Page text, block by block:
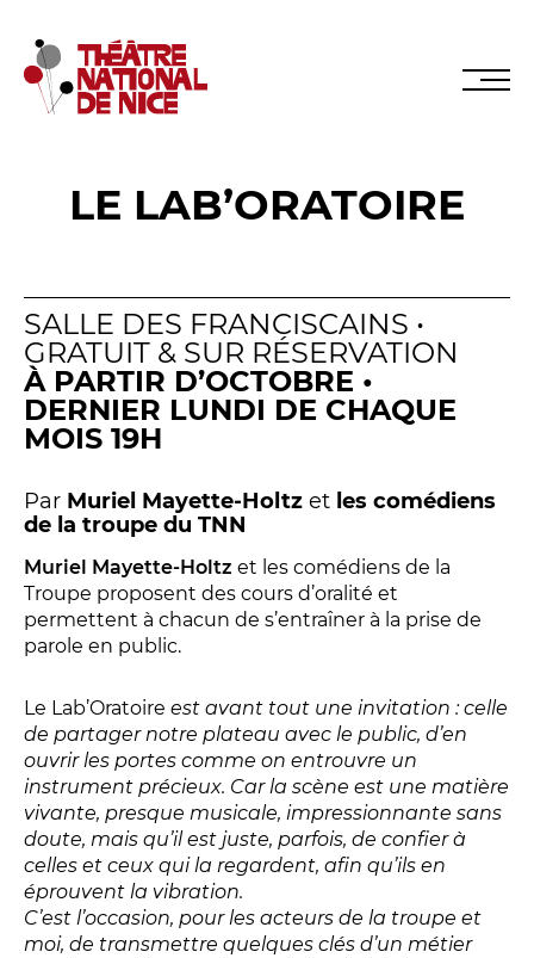
Abonnez-vous en ligne
LE TNN
PRÉSENTATION
Muriel Mayette-Holtz
Le CDN
La Troupe et les élèves de l'ERACM
L’Équipe
Les Partenaires
LA SAISON
TOUTE LA SAISON
Les Spectacles
Le Calendrier
Productions & coproductions
Les Tournées
LE LAB’ORATOIRE
SALLE DES FRANCISCAINS •
GRATUIT & SUR RÉSERVATION
À PARTIR D’OCTOBRE •
DERNIER LUNDI DE CHAQUE
MOIS 19H
Par Muriel Mayette-Holtz et les comédiens
de la troupe du TNN
Muriel Mayette-Holtz et les comédiens de la
Troupe proposent des cours d’oralité et
permettent à chacun de s’entraîner à la prise de
parole en public.
Le Lab’Oratoire est avant tout une invitation : celle
de partager notre plateau avec le public, d’en
ouvrir les portes comme on entrouvre un
instrument précieux. Car la scène est une matière
vivante, presque musicale, impressionnante sans
doute, mais qu’il est juste, parfois, de confier à
celles et ceux qui la regardent, afin qu’ils en
éprouvent la vibration.
C’est l’occasion, pour les acteurs de la troupe et
moi, de transmettre quelques clés d’un métier